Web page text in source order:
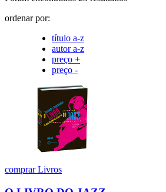
ordenar por:
título a-z
autor a-z
preço +
preço -
comprarLivros